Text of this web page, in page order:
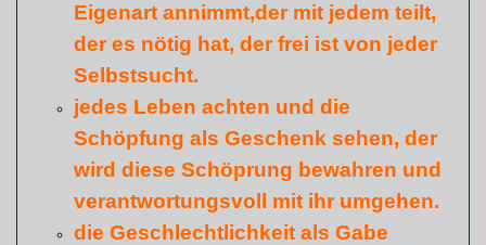
Eigenart annimmt,der mit jedem teilt,
der es nötig hat, der frei ist von jeder
Selbstsucht.
jedes Leben achten und die
Schöpfung als Geschenk sehen, der
wird diese Schöprung bewahren und
verantwortungsvoll mit ihr umgehen.
die Geschlechtlichkeit als Gabe